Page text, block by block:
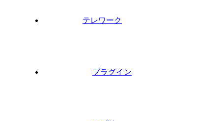
テレワーク
プラグイン